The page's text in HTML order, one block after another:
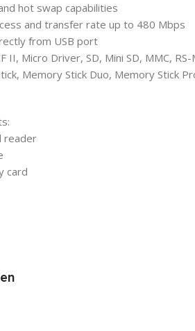
hot swap capabilities
and transfer rate up to 480 Mbps
from USB port
II, Micro Driver, SD, Mini SD, MMC, RS-
Memory Stick Duo, Memory Stick
reader
card